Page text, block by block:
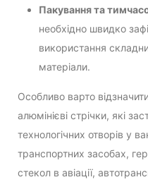
Пакування та
необхідно швидко
використання
матеріали.
Особливо варто
алюмінієві стрічки, які
технологічних отворів у
транспортних засобах,
стекол в авіації,